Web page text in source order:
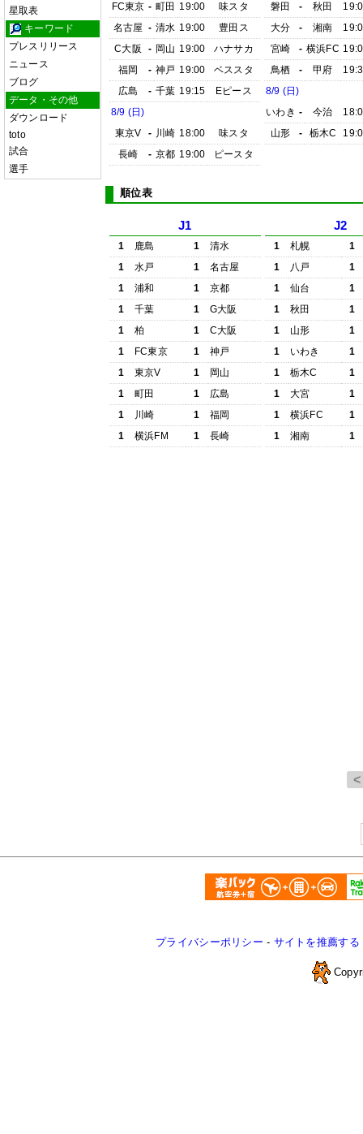
星取表
キーワード
プレスリリース
ニュース
ブログ
データ・その他
ダウンロード
toto
試合
選手
FC東京 - 町田 19:00
味スタ
名古屋 - 清水 19:00
豊田ス
C大阪
- 岡山 19:00
ハナサカ
福岡
- 神戸 19:00
ベススタ
広島
- 千葉 19:15
Eピース
8/9 (日)
東京V
- 川崎 18:00
味スタ
長崎
- 京都 19:00 ピースタ
磐田
- 秋田
大分
- 湘南
宮崎
- 横浜FC
鳥栖
- 甲府
8/9 (日)
いわき - 今治
山形
- 栃木C
順位表
J1
1 鹿島 1
清水
1
水戸 1
名古屋
1
浦和 1
京都
1
千葉 1
G大阪
1
柏 1
C大阪
1
FC東京 1
神戸
1
東京V 1
岡山
1
町田 1
広島
1
川崎 1
福岡
1
横浜FM 1 長崎
J2
1 札幌
1
1
八戸
1
1
仙台
1
1
秋田
1
1
山形
1
1
いわき
1
1
栃木C
1
1
大宮
1
1
横浜FC
1
1
湘南 1
プライバシーポリシー - サイトを推薦する